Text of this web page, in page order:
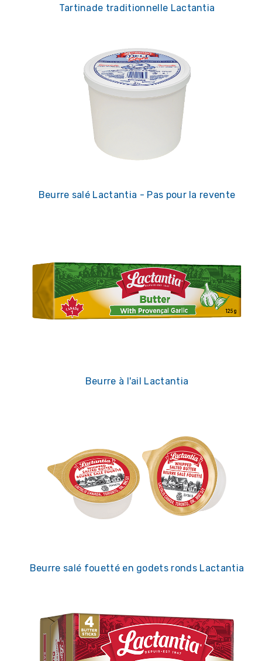
Tartinade traditionnelle Lactantia
Beurre salé Lactantia - Pas pour la revente
Beurre à l'ail Lactantia
Beurre salé fouetté en godets ronds Lactantia